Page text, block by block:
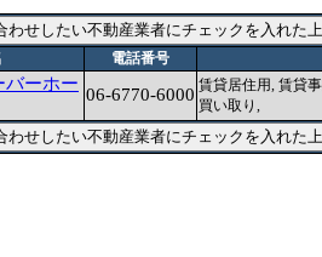
電話番号
バーホー
06-6770-6000 賃貸居住用, 賃貸
買い取り,